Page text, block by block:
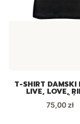
T-SHIRT DAMSKI
LIVE, LOVE,
NOWOŚĆ!
Cena
75,00 zł